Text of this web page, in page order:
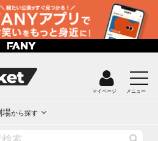
マイページ メニュー
場から探す